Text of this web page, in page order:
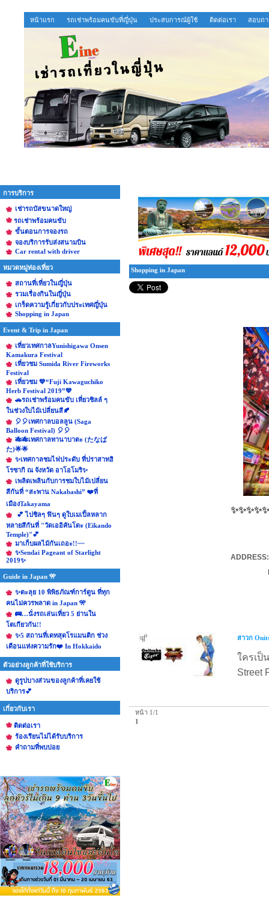
หน้าแรก รถเช่าพร้อมคนขับที่ญี่ปุ่น ประสบการณ์ผู้ใช้ ติดต่อเรา สอบถ
การบริการ
เช่ารถบัสขนาดใหญ่
รถเช่าพร้อมคนขับ
ขั้นตอนการจองรถ
จองบริการรับส่งสนามบิน
Car rental with driver
หมวดหมู่ท่องเที่ยว
สถานที่เที่ยวในญี่ปุ่น
รวมเรื่องกินในญี่ปุ่น
เกร็ดความรู้เกี่ยวกับประเทศญี่ปุ่น
Shopping in Japan
Event & Trip in Japan
เที่ยวเทศกาลYunishigawa Onsen
Kamakura Festival
เที่ยวชม Sumida River Fireworks
Festival
เที่ยวชม 💙“Fuji Kawaguchiko
Herb Festival 2019”💙
🚗รถเช่าพร้อมคนขับ เที่ยวชิลล์ ๆ
ในช่วงใบไม้เปลี่ยนสี🍂
🎈🎈เทศกาลบอลลูน (Saga
Balloon Festival) 🎈🎈
🎋🎋เทศกาลทานาบาตะ (たなば
た)🌟🌟
✨เทศกาลชมไฟประดับ ที่ปราสาทฮิ
โรซากิ ณ จังหวัด อาโอโมริ✨
เพลิดเพลินกับการชมใบไม้เปลี่ยน
สีกันที่ “สะพาน Nakabashi” ❤️ที่
เมืองTakayama
💕 ไปชิลๆ ฟินๆ ดูใบเมเปิ้ลหลาก
หลายสีกันที่ "วัดเออิคันโดะ (Eikando
Temple)"💕
มาเก็บผลไม้กันเถอะ!!~~
✨Sendai Pageant of Starlight
2019✨
Guide in Japan 🎌
✨ตะลุย 10 พิพิธภัณฑ์การ์ตูน ที่ทุก
คนไม่ควรพลาด in Japan 🎌
🚌…นั่งรถเล่นเที่ยว 5 ย่านใน
โตเกียวกัน!!
✨5 สถานที่เดทสุดโรแมนติก ช่วง
เดือนแห่งความรัก❤️ In Hokkaido
ตัวอย่างลูกค้าที่ใช้บริการ
ดูรูปบางส่วนของลูกค้าที่เคยใช้
บริการ💕
เกี่ยวกับเรา
ติดต่อเรา
ร้องเรียนไม่ได้รับบริการ
คําถามที่พบบ่อย
Shopping in Japan
สาวก
ใครเป็
Street
หน้า 1/1
1